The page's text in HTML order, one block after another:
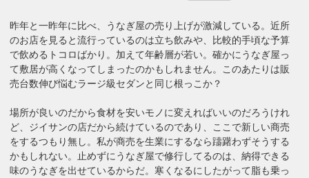
昨年と一昨年に比べ、うなぎ屋の売り上げが激減している。近所
のお店を見ると流行っているのは立ち飲みや、比較的手頃な予算
で飲めるトコロばかり。加えて年齢層が若い。確かにうなぎ屋っ
て敷居が高くなってしまったのかもしれません。このあたりは販
売台数伸び悩むラージ級セダンと同じ根っこか？
場所が良いのだから食材を安いモノに変えればいいのだろうけれ
ど、ジイサンの店だから続けているのであり、ここで新しい商売
をするつもり無し。私が商売を生業にするなら躊躇わずそうする
かもしれない。止めずにうなぎ屋で修行してるのは、納得できる
味のうなぎを出せているからだ。寒くなるにしたがって脂も乗っ